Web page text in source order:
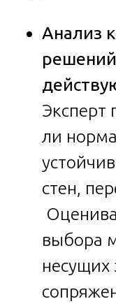
Анализ
решений
Эксперт
ли
стен,
выбора
несущих